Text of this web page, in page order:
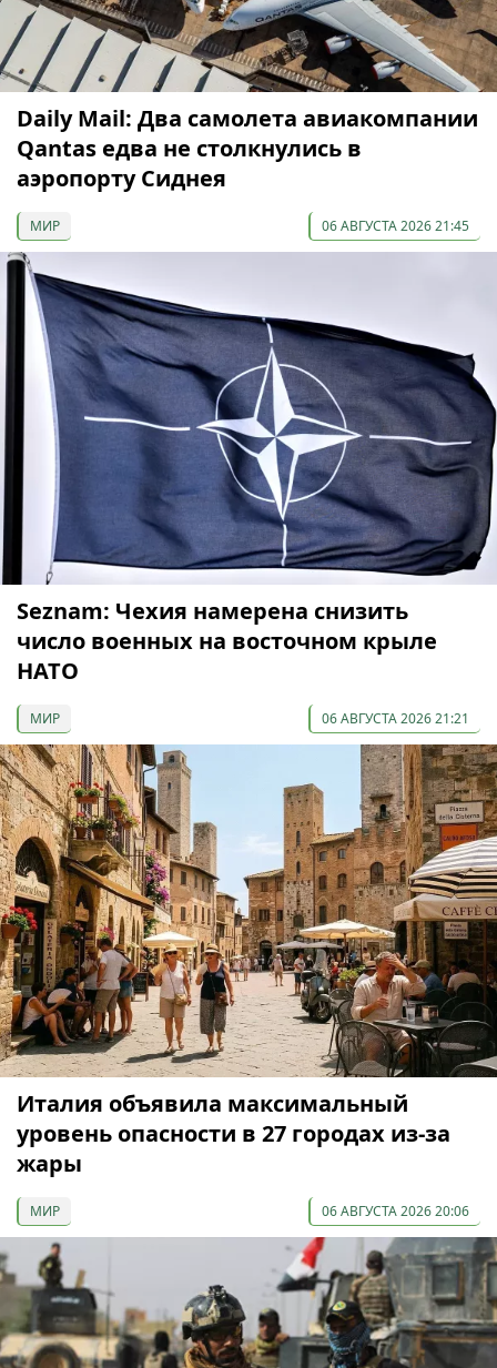
Daily Mail: Два самолета авиакомпании
Qantas едва не столкнулись в
аэропорту Сиднея
МИР 06 АВГУСТА 2026 21:45
Seznam: Чехия намерена снизить
число военных на восточном крыле
НАТО
МИР 06 АВГУСТА 2026 21:21
Италия объявила максимальный
уровень опасности в 27 городах из-за
жары
МИР 06 АВГУСТА 2026 20:06